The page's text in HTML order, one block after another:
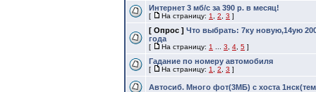
Интернет 3 мб/с за 390 р. в месяц!
[ На страницу: 1 2 3 ]
[ Опрос ] Что выбрать: 7ку новую,14ую
года
[ На страницу: 1 3 4 5 ]
Гадание по номеру автомобиля
[ На страницу: 1 2 3 ]
Автосиб. Много фот(3МБ) с хоста